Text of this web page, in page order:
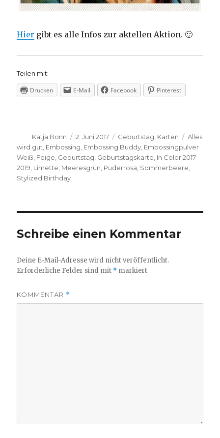
Hier gibt es alle Infos zur aktellen Aktion. 🙂
Teilen mit:
Drucken E-Mail Facebook Pinterest
Autor
Katja Bonn
Veröffentlicht
am
2. Juni 2017 Kategorien
Geburtstag Karten
Alles
wird gut Embossing Embossing Buddy Embossingpulver
Weiß Feige Geburtstag Geburtstagskarte In Color 2017-
2019 Limette Meeresgrün Puderrosa Sommerbeere
Stylized Birthday
Schreibe einen Kommentar
Deine E-Mail-Adresse wird nicht veröffentlicht.
Erforderliche Felder sind mit * markiert
KOMMENTAR *